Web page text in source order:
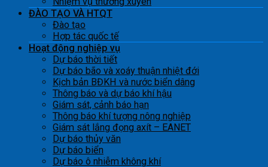
ĐÀO TẠO VÀ HTQT
Đào tạo
Hợp tác quốc tế
Hoạt động nghiệp vụ
Dự báo thời tiết
Dự báo bão và xoáy thuận nhiệt đới
Kịch bản BĐKH và nước biển dâng
Thông báo và dự báo khí hậu
Giám sát, cảnh báo hạn
Thông báo khí tượng nông nghiệp
Giám sát lắng đọng axít – EANET
Dự báo thủy văn
Dự báo biển
Dự báo ô nhiễm không khí